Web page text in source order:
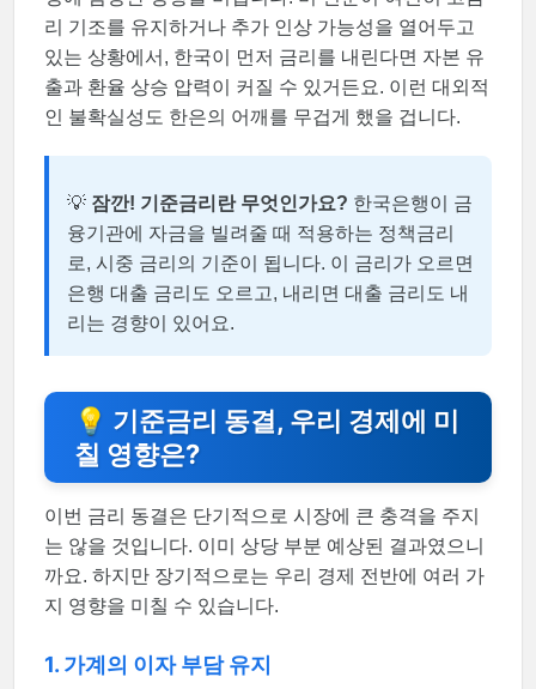
리 기조를 유지하거나 추가 인상 가능성을 열어두고
있는 상황에서, 한국이 먼저 금리를 내린다면 자본 유
출과 환율 상승 압력이 커질 수 있거든요. 이런 대외적
인 불확실성도 한은의 어깨를 무겁게 했을 겁니다.
💡 잠깐! 기준금리란 무엇인가요? 한국은행이 금
융기관에 자금을 빌려줄 때 적용하는 정책금리
로, 시중 금리의 기준이 됩니다. 이 금리가 오르면
은행 대출 금리도 오르고, 내리면 대출 금리도 내
리는 경향이 있어요.
💡 기준금리 동결, 우리 경제에 미
칠 영향은?
이번 금리 동결은 단기적으로 시장에 큰 충격을 주지
는 않을 것입니다. 이미 상당 부분 예상된 결과였으니
까요. 하지만 장기적으로는 우리 경제 전반에 여러 가
지 영향을 미칠 수 있습니다.
1. 가계의 이자 부담 유지